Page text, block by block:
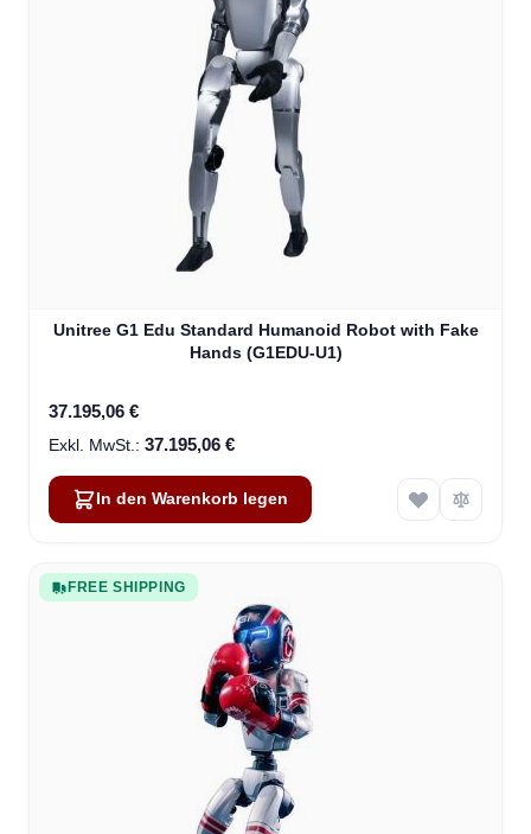
Unitree G1 Edu Standard Humanoid Robot with Fake
Hands (G1EDU-U1)
37.195,06 €
37.195,06 €
In den Warenkorb legen
FREE SHIPPING